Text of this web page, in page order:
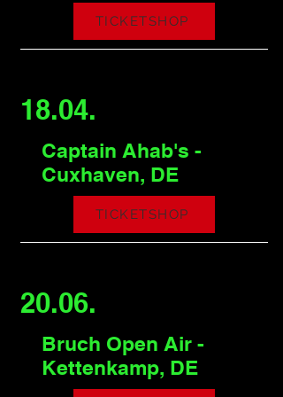
TICKETSHOP
18.04.
Captain Ahab's -
Cuxhaven, DE
TICKETSHOP
20.06.
Bruch Open Air -
Kettenkamp, DE